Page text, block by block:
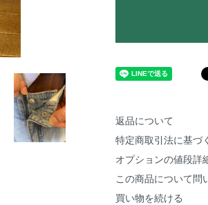
返品について
特定商取引法に基づ
オプションの値段詳
この商品について問
買い物を続ける